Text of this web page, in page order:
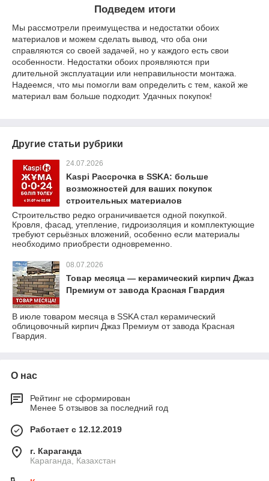
Подведем итоги
Мы рассмотрели преимущества и недостатки обоих
материалов и можем сделать вывод, что оба они
справляются со своей задачей, но у каждого есть свои
особенности. Недостатки обоих проявляются при
длительной эксплуатации или неправильности монтажа.
Надеемся, что мы помогли вам определить с тем, какой же
материал вам больше подходит. Удачных покупок!
Другие статьи рубрики
24.07.2026
Kaspi Рассрочка в SSKA: больше
возможностей для ваших покупок
строительных материалов
Строительство редко ограничивается одной покупкой.
Кровля, фасад, утепление, гидроизоляция и комплектующие
требуют серьёзных вложений, особенно если материалы
необходимо приобрести одновременно.
08.07.2026
Товар месяца — керамический кирпич Джаз
Премиум от завода Красная Гвардия
В июле товаром месяца в SSKA стал керамический
облицовочный кирпич Джаз Премиум от завода Красная
Гвардия.
О нас
Рейтинг не сформирован
Менее 5 отзывов за последний год
Работает с 12.12.2019
г. Караганда
Караганда, Казахстан